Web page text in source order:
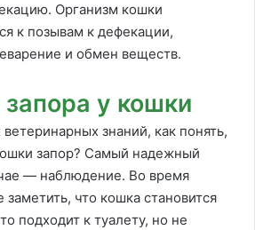
Организм кошки
к позывам к дефекации,
и обмен веществ.
у кошки
знаний, как понять,
запор? Самый надежный
— наблюдение. Во время
что кошка становится
подходит к туалету, но не